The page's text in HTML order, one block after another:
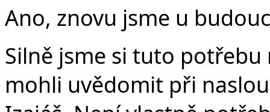
Ano, znovu jsme u
Silně jsme si tuto
mohli uvědomit při